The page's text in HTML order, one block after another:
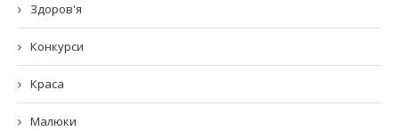
Здоров'я
Конкурси
Краса
Малюки